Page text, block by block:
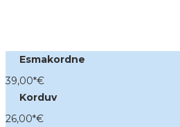
Esmakordne
39,00*€
Korduv
26,00*€